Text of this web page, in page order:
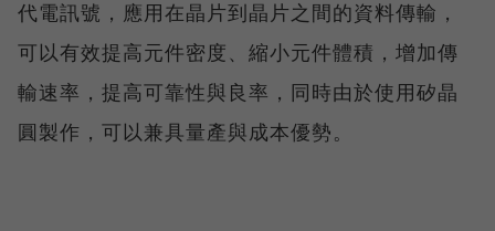
代電訊號，應用在晶片到晶片之間的資料傳輸，
可以有效提高元件密度、縮小元件體積，增加傳
輸速率，提高可靠性與良率，同時由於使用矽晶
圓製作，可以兼具量產與成本優勢。